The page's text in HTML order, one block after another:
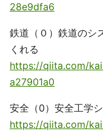
28e9dfa6
鉄道（０）鉄道のシ
くれる
https://qiita.com/
a27901a0
安全（0）安全工学
https://qiita.com/